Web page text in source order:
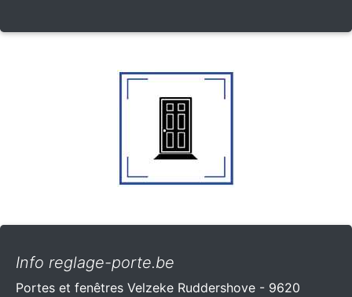
Info reglage-porte.be
Portes et fenêtres Velzeke Ruddershove - 9620